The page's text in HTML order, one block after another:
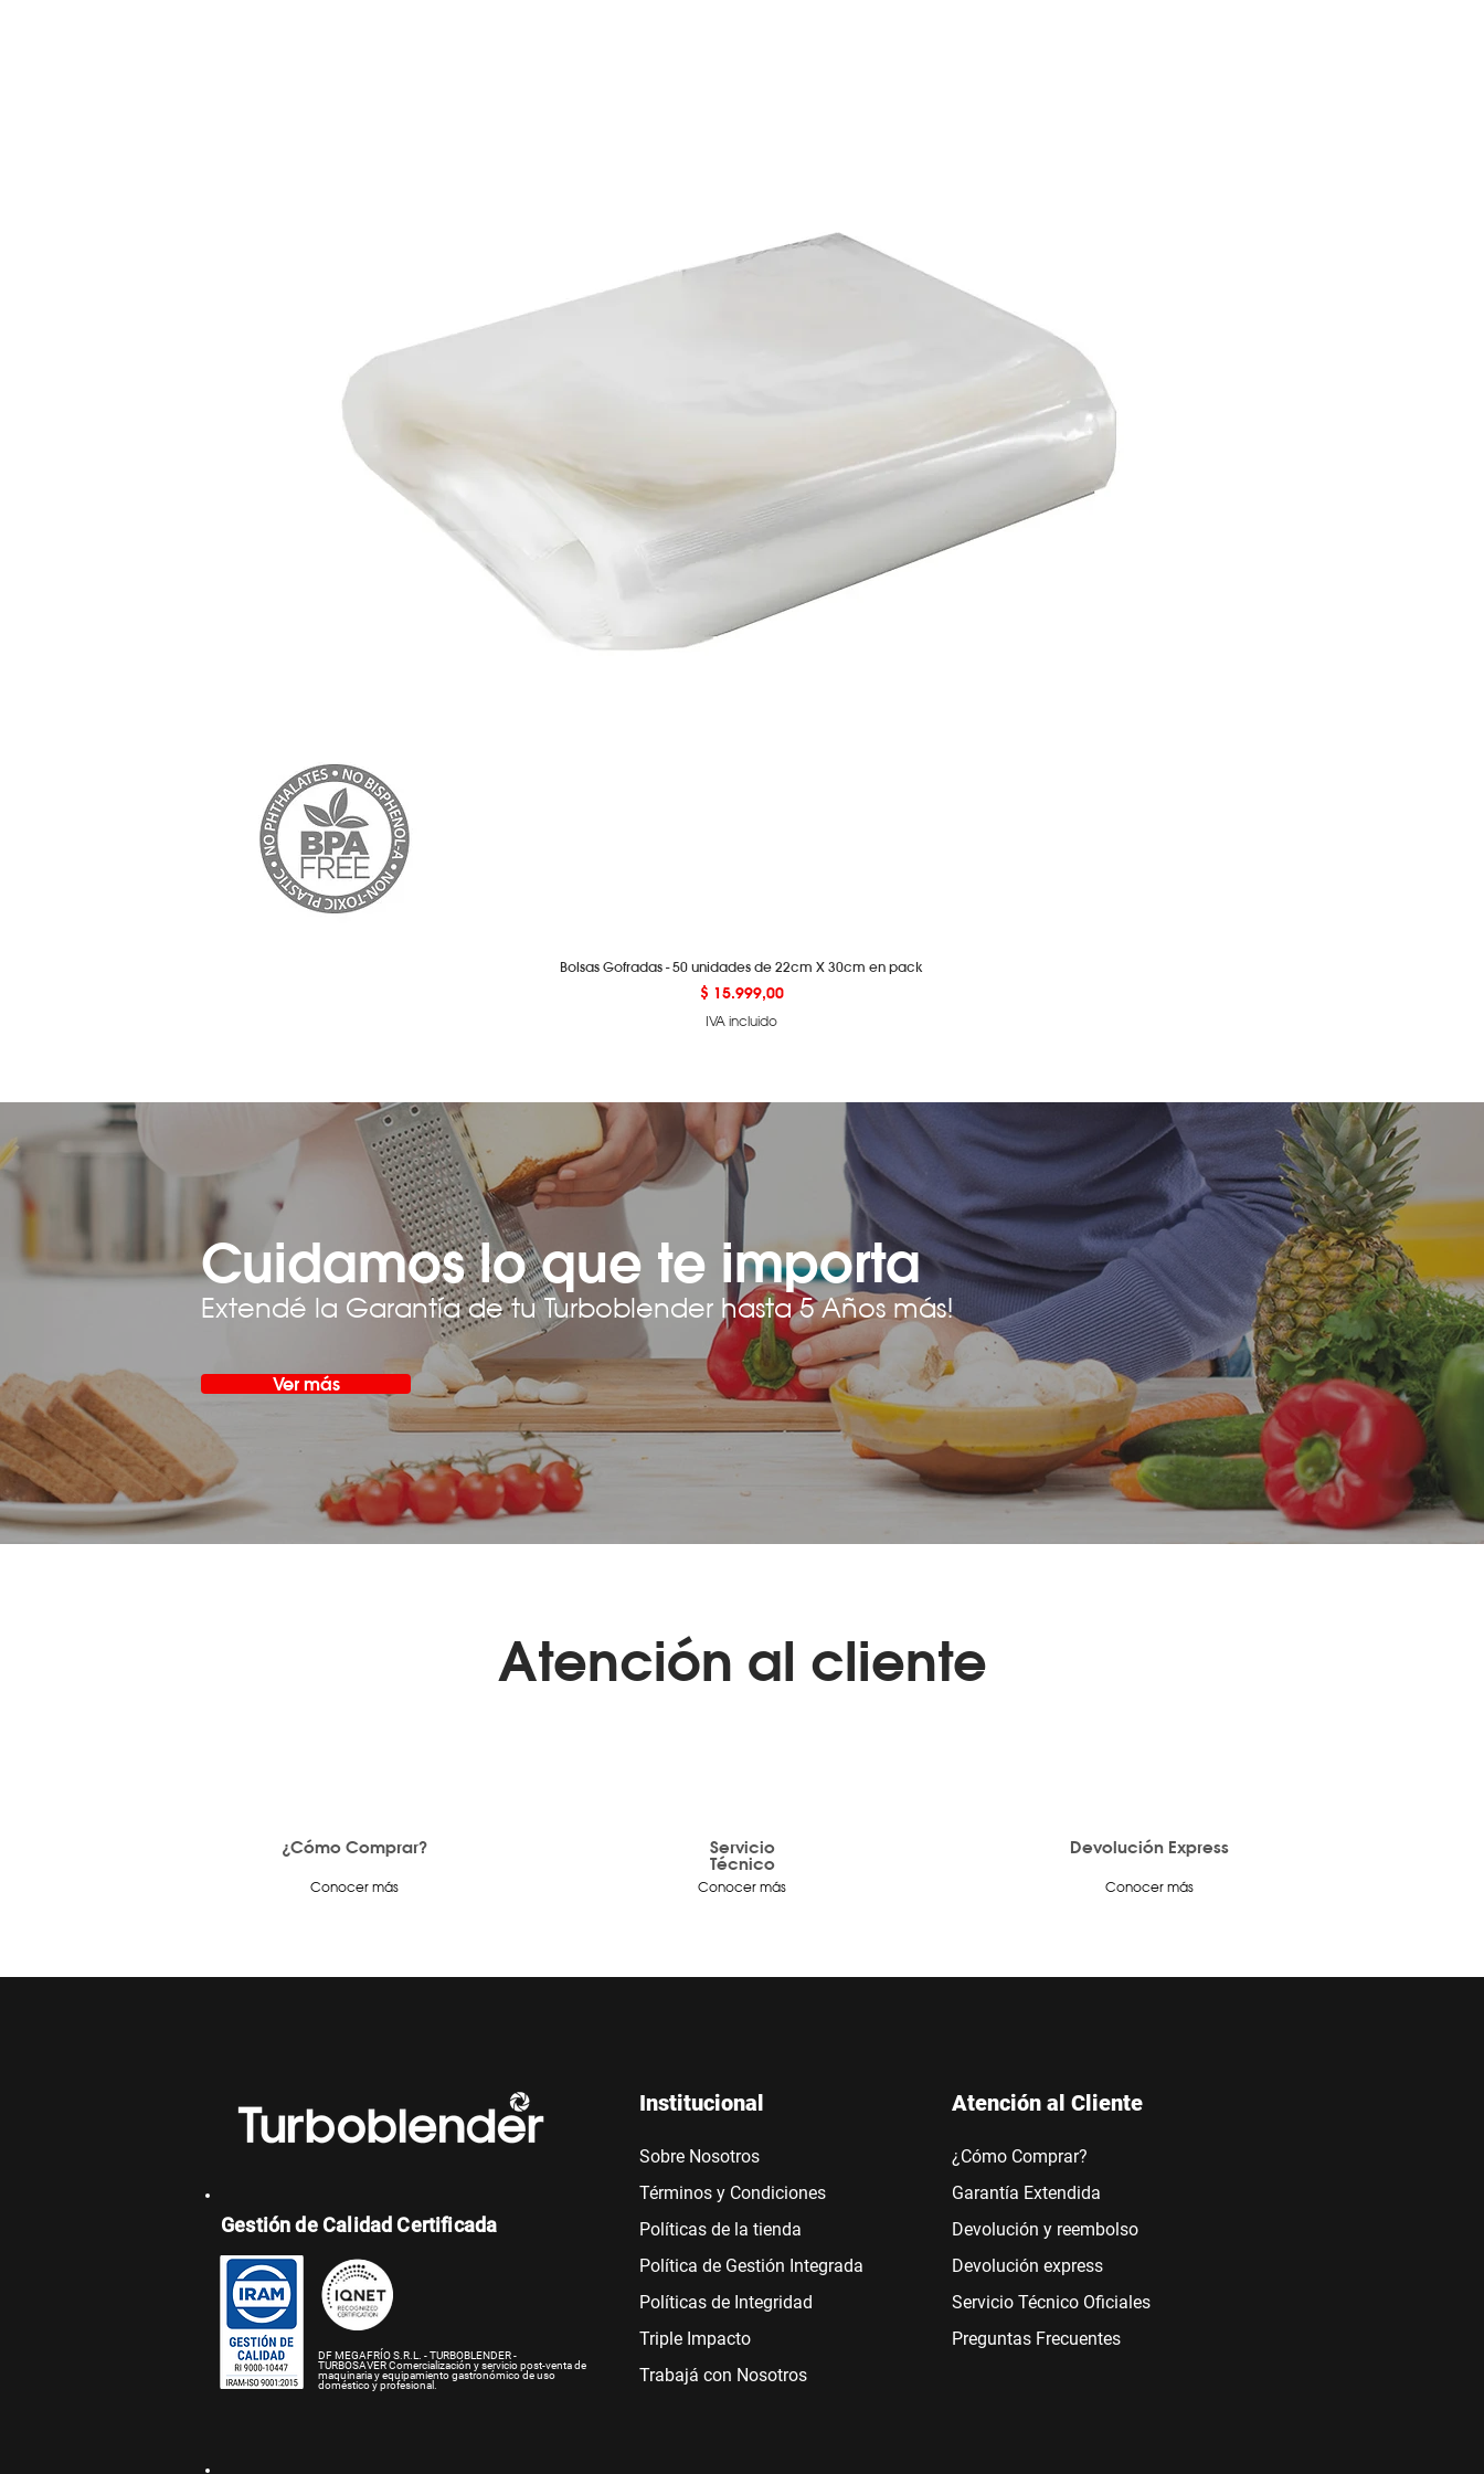
Bolsas Gofradas - 50 unidades de 22cm X 30cm en pack
Precio
$ 15.999,00
IVA incluido
Cuidamos lo que te importa
Extendé la Garantía de tu Turboblender hasta 5 Años más!
Ver más
Atención al cliente
¿Cómo Comprar?
Conocer más
Servicio
Técnico
Conocer más
Devolución Express
Conocer más
DF MEGAFRÍO S.R.L. - TURBOBLENDER -
TURBOSAVERComercialización y servicio post-venta de
maquinaria y equipamiento gastronómico de uso
doméstico y profesional.
Gestión de Calidad Certificada
Institucional Atención al Cliente
Sobre Nosotros
Términos y Condiciones
Políticas de la tienda
Política de Gestión Integrada
Políticas de Integridad
Triple Impacto
Trabajá con Nosotros
¿Cómo Comprar?
Garantía Extendida
Devolución y reembolso
Devolución express
Servicio Técnico Oficiales
Preguntas Frecuentes